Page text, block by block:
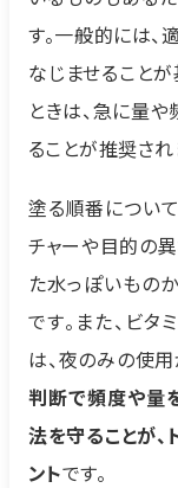
す。一般的には、
なじませること
ときは、急に量
ることが推奨され
塗る順番につい
チャーや目的の
た水っぽいもの
です。また、ビ
は、夜のみの使
判断で頻度や量
法を守ることが
ントです。